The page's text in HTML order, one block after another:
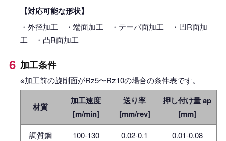
【対応可能な形状】
・外径加工 ・端面加工 ・テーパ面加工 ・凹R面加
工 ・凸R面加工
加工条件
※加工前の旋削面がRz5〜Rz10の場合の条件表です。
材質
加工速度
[m/min]
送り率
[mm/rev]
押し付け量 ap
[mm]
調質鋼 100-130 0.02-0.1
0.01-0.08